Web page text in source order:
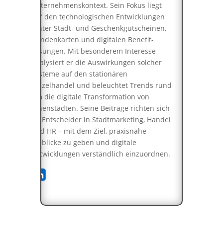
Unternehmenskontext. Sein Fokus liegt
auf den technologischen Entwicklungen
hinter Stadt- und Geschenkgutscheinen,
Kundenkarten und digitalen Benefit-
Lösungen. Mit besonderem Interesse
analysiert er die Auswirkungen solcher
Systeme auf den stationären
Einzelhandel und beleuchtet Trends rund
um die digitale Transformation von
Innenstädten. Seine Beiträge richten sich
an Entscheider in Stadtmarketing, Handel
und HR – mit dem Ziel, praxisnahe
Einblicke zu geben und digitale
Entwicklungen verständlich einzuordnen.